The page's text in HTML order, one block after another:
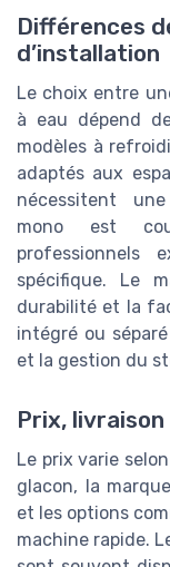
Différences
d’installation
Le choix entre
à eau dépend
modèles à
adaptés aux
nécessitent
mono est
professionnels
spécifique. Le
durabilité et la
intégré ou
et la gestion du
Prix,
Le prix varie
glacon, la
et les options
machine rapide.